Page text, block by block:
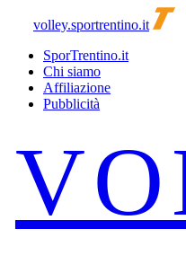
volley.sportrentino.it
SporTrentino.it
Chi siamo
Affiliazione
Pubblicità